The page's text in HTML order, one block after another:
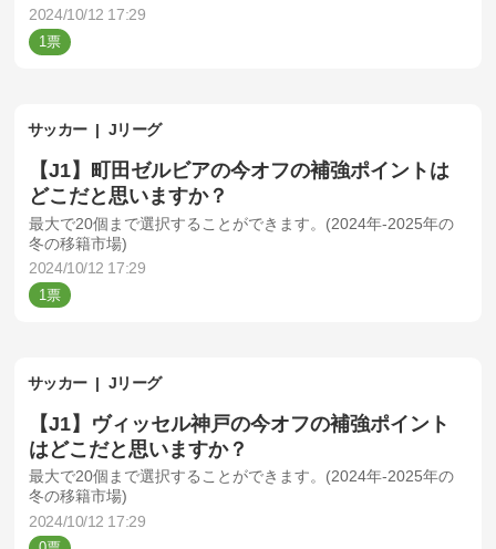
2024/10/12 17:29
1
サッカー Jリーグ
【J1】町田ゼルビアの今オフの補強ポイントは
どこだと思いますか？
最大で20個まで選択することができます。(2024年-2025年の
冬の移籍市場)
2024/10/12 17:29
1
サッカー Jリーグ
【J1】ヴィッセル神戸の今オフの補強ポイント
はどこだと思いますか？
最大で20個まで選択することができます。(2024年-2025年の
冬の移籍市場)
2024/10/12 17:29